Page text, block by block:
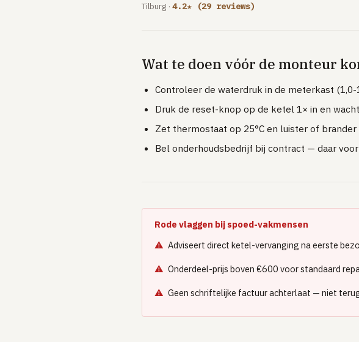
Tilburg · 4.2★ (29 reviews)
Wat te doen vóór de monteur
Controleer de waterdruk in de meterkast (1,0-
Druk de reset-knop op de ketel 1× in en
Zet thermostaat op 25°C en luister of
Bel onderhoudsbedrijf bij contract — daar
Rode vlaggen bij spoed-vakmensen
Adviseert direct ketel-vervanging na eerste
Onderdeel-prijs boven €600 voor standaard
Geen schriftelijke factuur achterlaat — niet